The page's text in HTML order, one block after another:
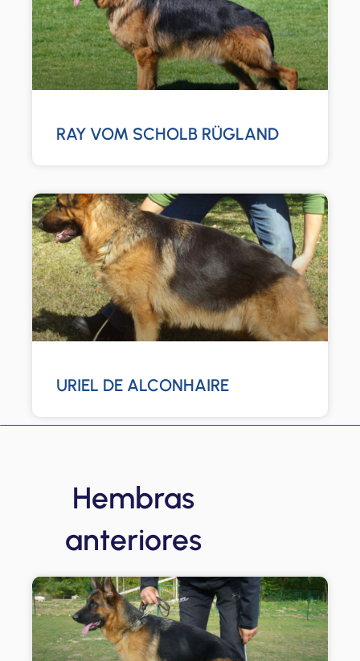
RAY VOM SCHOLB RÜGLAND
URIEL DE ALCONHAIRE
Hembras
anteriores